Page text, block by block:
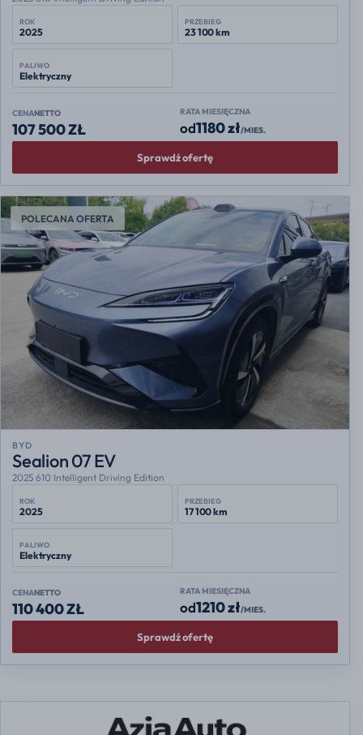
ROK
2025
PRZEBIEG
23 100 km
PALIWO
Elektryczny
CENANETTO
107 500 ZŁ
RATA MIESIĘCZNA
od1180 zł/MIES.
Sprawdź ofertę
POLECANA OFERTA
BYD
Sealion 07 EV
2025 610 Intelligent Driving Edition
ROK
2025
PRZEBIEG
17 100 km
PALIWO
Elektryczny
CENANETTO
110 400 ZŁ
RATA MIESIĘCZNA
od1210 zł/MIES.
Sprawdź ofertę